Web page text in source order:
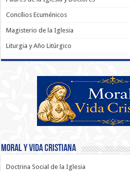
Concílios Ecuménicos
Magisterio de la Iglesia
Liturgia y Año Litúrgico
Moral y Vida Cristiana
Doctrina Social de la Iglesia